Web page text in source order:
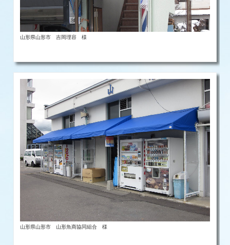
山形県山形市 吉岡理容 様
山形県山形市 山形魚商協同組合 様